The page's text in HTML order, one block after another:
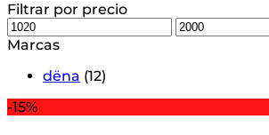
Filtrar por precio
Precio
mínimo
Precio
máximo
Marcas
dëna (12)
-15%